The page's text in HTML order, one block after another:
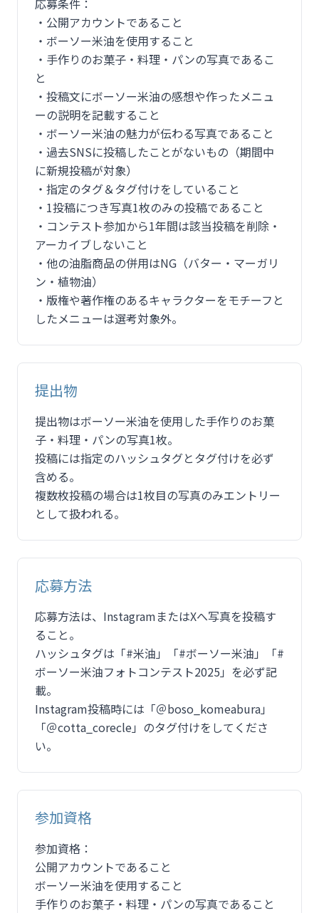
応募条件：
・公開アカウントであること
・ボーソー米油を使用すること
・手作りのお菓子・料理・パンの写真であるこ
と
・投稿文にボーソー米油の感想や作ったメニュ
ーの説明を記載すること
・ボーソー米油の魅力が伝わる写真であること
・過去SNSに投稿したことがないもの（期間中
に新規投稿が対象）
・指定のタグ＆タグ付けをしていること
・1投稿につき写真1枚のみの投稿であること
・コンテスト参加から1年間は該当投稿を削除・
アーカイブしないこと
・他の油脂商品の併用はNG（バター・マーガリ
ン・植物油）
・版権や著作権のあるキャラクターをモチーフと
したメニューは選考対象外。
提出物
提出物はボーソー米油を使用した手作りのお菓
子・料理・パンの写真1枚。
投稿には指定のハッシュタグとタグ付けを必ず
含める。
複数枚投稿の場合は1枚目の写真のみエントリー
として扱われる。
応募方法
応募方法は、InstagramまたはXへ写真を投稿す
ること。
ハッシュタグは「#米油」「#ボーソー米油」「#
ボーソー米油フォトコンテスト2025」を必ず記
載。
Instagram投稿時には「＠boso_komeabura」
「＠cotta_corecle」のタグ付けをしてくださ
い。
参加資格
参加資格：
公開アカウントであること
ボーソー米油を使用すること
手作りのお菓子・料理・パンの写真であること